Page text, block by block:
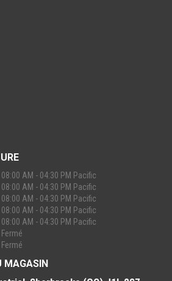
08:00 AM - 04:30 PM Pacific
08:00 AM - 04:30 PM Pacific
08:00 AM - 04:30 PM Pacific
08:00 AM - 04:30 PM Pacific
08:00 AM - 04:30 PM Pacific
Fermé
Fermé
MAGASIN